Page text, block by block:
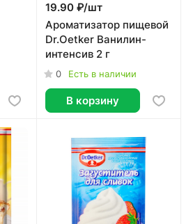
19.90 ₽/шт
Ароматизатор пищевой
Dr.Oetker Ванилин-
интенсив 2 г
0 Есть в наличии
В корзину